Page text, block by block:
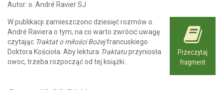
Autor: o. André Ravier SJ
Przeczytaj
fragment
W publikacji zamieszczono dziesięć rozmów o.
André Raviera o tym, na co warto zwrócić uwagę
czytając Traktat o miłości Bożejfrancuskiego
Doktora Kościoła. Aby lektura Traktatuprzyniosła
owoc, trzeba rozpocząć od tej książki.